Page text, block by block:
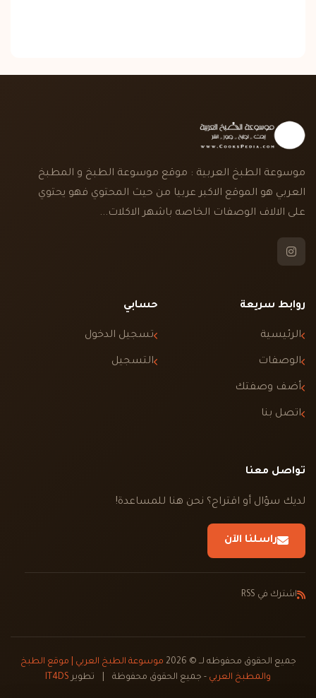
موسوعة الطبخ العربية : موقع موسوعة الطبخ و المطبخ
العربي هو الموقع الاكبر عربيا من حيث المحتوي فهو يحتوي
على الالاف الوصفات الخاصه باشهر الاكلات...
روابط سريعة
الرئيسية
الوصفات
أضف وصفتك
اتصل بنا
حسابي
تسجيل الدخول
التسجيل
تواصل معنا
لديك سؤال أو اقتراح؟ نحن هنا للمساعدة!
راسلنا الآن
اشترك في RSS
جميع الحقوق محفوظه لــ © 2026
موسوعة الطبخ العربي | موقع الطبخ
والمطبخ العربي - جميع الحقوق محفوظة تطوير IT4DS